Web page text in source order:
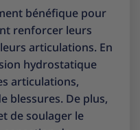
bénéfique pour
renforcer leurs
articulations. En
hydrostatique
articulations,
blessures. De plus,
de soulager le